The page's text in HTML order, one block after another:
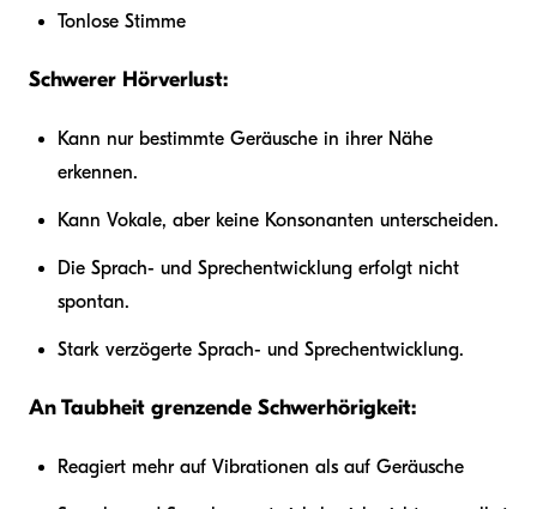
Tonlose Stimme
Schwerer Hörverlust:
Kann nur bestimmte Geräusche in ihrer Nähe
erkennen.
Kann Vokale, aber keine Konsonanten unterscheiden.
Die Sprach- und Sprechentwicklung erfolgt nicht
spontan.
Stark verzögerte Sprach- und Sprechentwicklung.
An Taubheit grenzende Schwerhörigkeit:
Reagiert mehr auf Vibrationen als auf Geräusche